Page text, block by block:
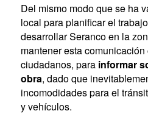
Del mismo modo que se ha
local para planificar el
desarrollar Seranco en la
mantener esta
ciudadanos, para informar
obra, dado que
incomodidades para el
y vehículos.